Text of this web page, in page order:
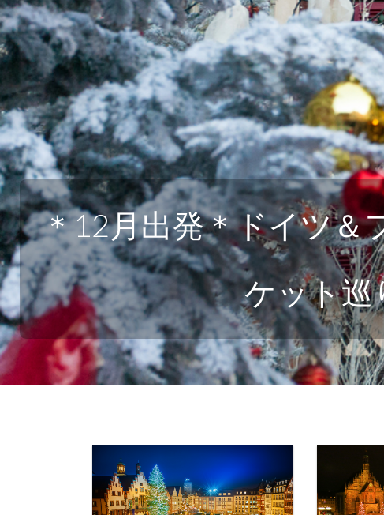
＊12月出発＊ドイツ＆
ケット巡